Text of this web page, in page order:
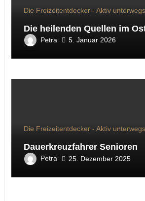
Die Freizeitentdecker - Aktiv unterwegs
Die heilenden Quellen im
Petra 5. Januar 2026
Die Freizeitentdecker - Aktiv unterwegs
Dauerkreuzfahrer Senioren
Petra 25. Dezember 2025